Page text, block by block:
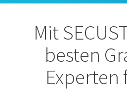
Mit
besten
Experten